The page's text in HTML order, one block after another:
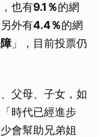
，也有9.1％的網
外有4.4％的網
」，目前投票仍
父母、子女，如
時代已經進步
會幫助兄弟姐